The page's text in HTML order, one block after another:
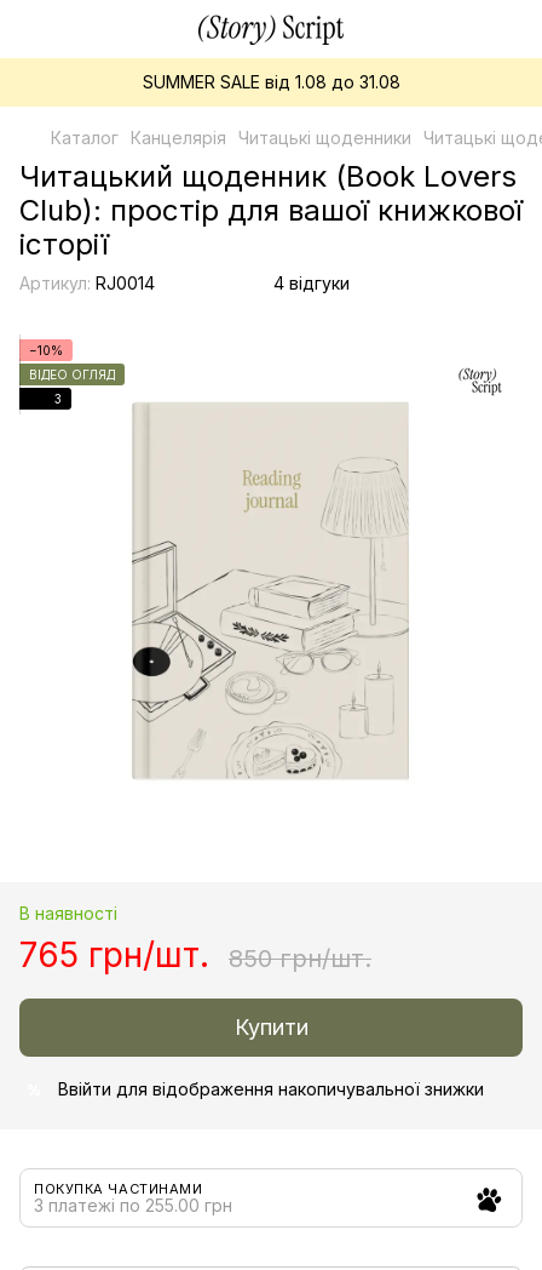
SUMMER SALE від 1.08 до 31.08
Каталог Канцелярія Читацькі щоденники Читацькі
Читацький щоденник (Book Lovers
Club): простір для вашої книжкової
історії
Артикул: RJ0014 4 відгуки
−10%
ВІДЕО ОГЛЯД
3
В наявності
765 грн/шт. 850 грн/шт.
Купити
Ввійти для відображення накопичувальної знижки
ПОКУПКА ЧАСТИНАМИ
3 платежі по 255.00 грн